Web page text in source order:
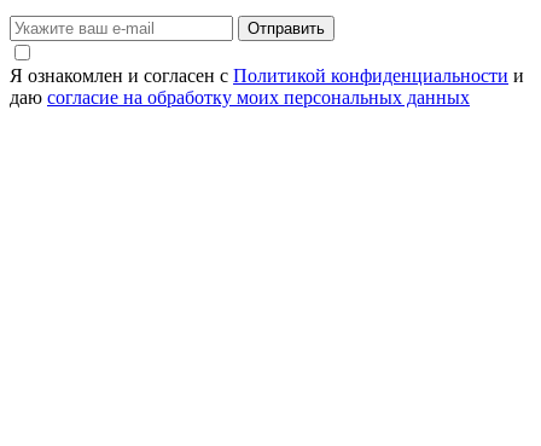
Отправить
Я ознакомлен и согласен с Политикой конфиденциальности и
даю согласие на обработку моих персональных данных